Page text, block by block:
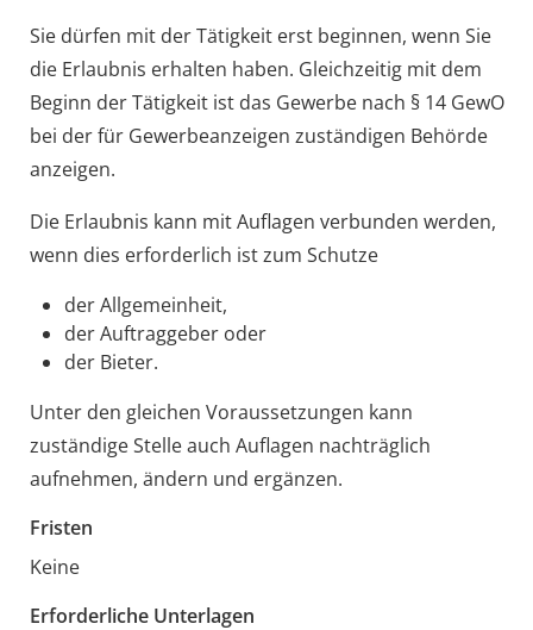
Sie dürfen mit der Tätigkeit erst beginnen, wenn Sie
die Erlaubnis erhalten haben. Gleichzeitig mit dem
Beginn der Tätigkeit ist das Gewerbe nach § 14 GewO
bei der für Gewerbeanzeigen zuständigen Behörde
anzeigen.
Die Erlaubnis kann mit Auflagen verbunden werden,
wenn dies erforderlich ist zum Schutze
der Allgemeinheit,
der Auftraggeber oder
der Bieter.
Unter den gleichen Voraussetzungen kann
zuständige Stelle auch Auflagen nachträglich
aufnehmen, ändern und ergänzen.
Fristen
Keine
Erforderliche Unterlagen